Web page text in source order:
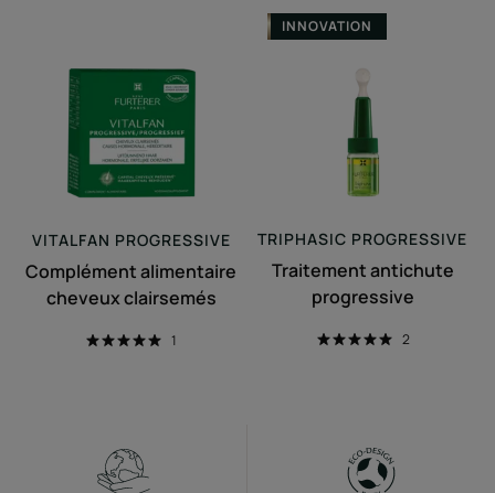
cheveux
clairsemés
VITALFAN PROGRESSIVE
Complément alimentaire
cheveux clairsemés
1
Traitement
antichute
INNOVATION
TRIPHASIC PROGRESSIVE
Traitement antichute
progressive
2